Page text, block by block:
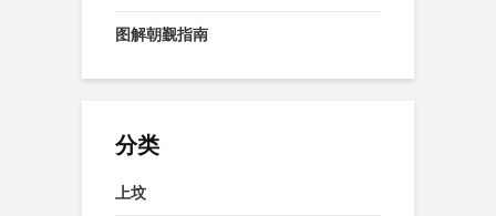
图解朝觐指南
分类
上坟